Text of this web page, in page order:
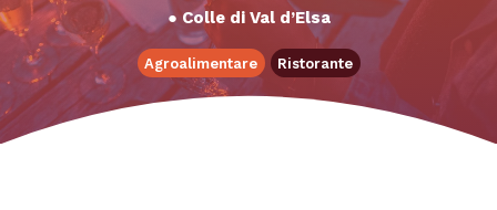
● Colle di Val d’Elsa
Agroalimentare Ristorante